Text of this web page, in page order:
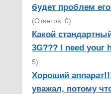
будет проблем
(Ответов: 0)
Какой
3G??? I need your
5)
Хороший
уважал, потому